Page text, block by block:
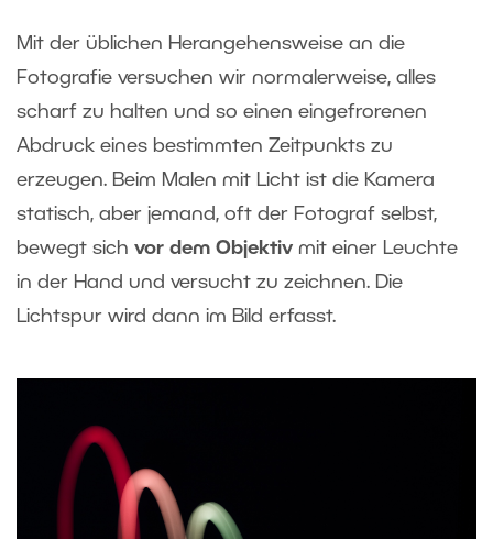
Mit der üblichen Herangehensweise an die
Fotografie versuchen wir normalerweise, alles
scharf zu halten und so einen eingefrorenen
Abdruck eines bestimmten Zeitpunkts zu
erzeugen. Beim Malen mit Licht ist die Kamera
statisch, aber jemand, oft der Fotograf selbst,
bewegt sich vor dem Objektiv mit einer Leuchte
in der Hand und versucht zu zeichnen. Die
Lichtspur wird dann im Bild erfasst.